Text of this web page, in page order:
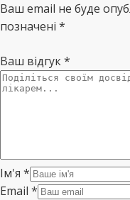
Ваш email не буде
позначені *
Ваш відгук*
Ім'я *
Email *